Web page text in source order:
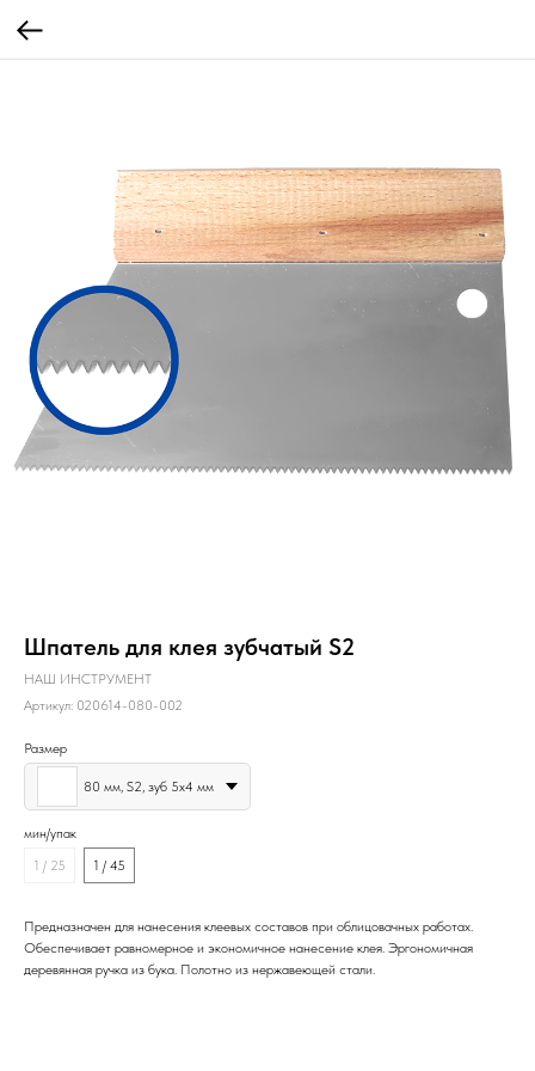
Шпатель для клея зубчатый S2
НАШ ИНСТРУМЕНТ
Артикул: 020614-080-002
Размер
80 мм, S2, зуб 5х4 мм
мин/упак
1 / 25
1 / 45
Предназначен для нанесения клеевых составов при облицовачных работах.
Обеспечивает равномерное и экономичное нанесение клея. Эргономичная
деревянная ручка из бука. Полотно из нержавеющей стали.